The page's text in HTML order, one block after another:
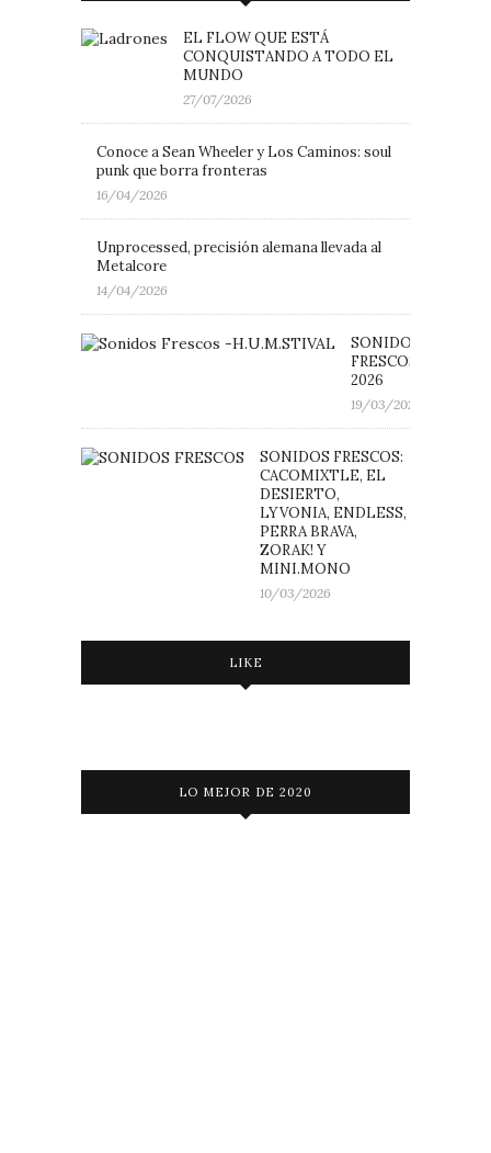
EL FLOW QUE ESTÁ
CONQUISTANDO A TODO EL
MUNDO
27/07/2026
Conoce a Sean Wheeler y Los Caminos: soul
punk que borra fronteras
16/04/2026
Unprocessed, precisión alemana llevada al
Metalcore
14/04/2026
SONIDOS
FRESCOS:
2026
19/03/2026
SONIDOS FRESCOS:
CACOMIXTLE, EL
DESIERTO,
LYVONIA, ENDLESS,
PERRA BRAVA,
ZORAK! Y
MINI.MONO
10/03/2026
LIKE
LO MEJOR DE 2020